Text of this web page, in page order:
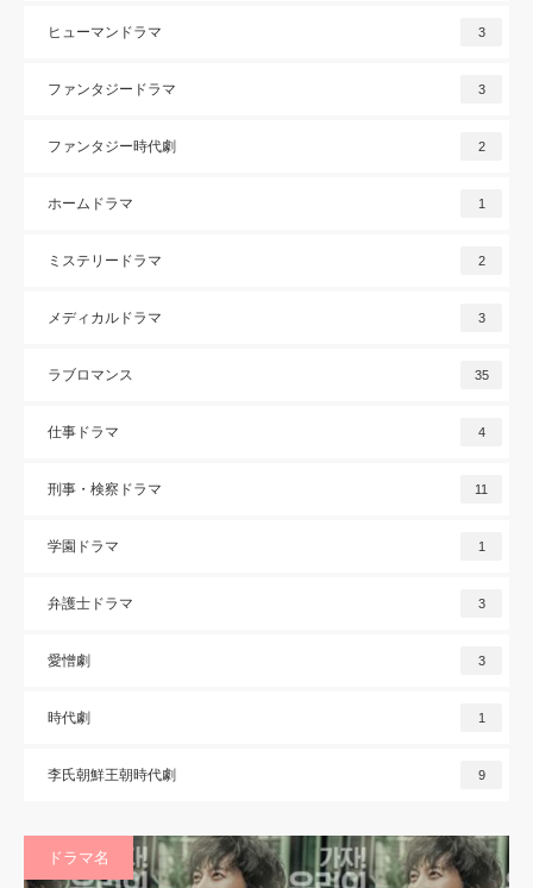
ヒューマンドラマ 3
ファンタジードラマ 3
ファンタジー時代劇 2
ホームドラマ 1
ミステリードラマ 2
メディカルドラマ 3
ラブロマンス 35
仕事ドラマ 4
刑事・検察ドラマ 11
学園ドラマ 1
弁護士ドラマ 3
愛憎劇 3
時代劇 1
李氏朝鮮王朝時代劇 9
ドラマ名